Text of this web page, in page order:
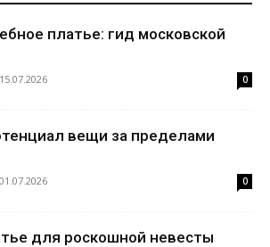
платье: гид московской
15.07.2026 0
вещи за пределами
01.07.2026 0
для роскошной невесты